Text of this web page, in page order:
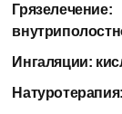
Ингаляции: